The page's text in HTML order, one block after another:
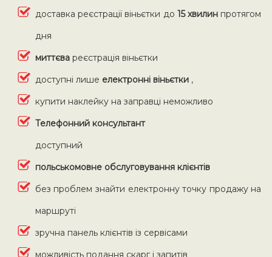
доставка реєстрації віньєтки до 15 хвилин протягом
дня
миттєва реєстрація віньєтки
доступні лише електронні віньєтки ,
купити наклейку на заправці неможливо
Телефонний консультант
доступний
польськомовне обслуговування клієнтів
без проблем знайти електронну точку продажу на
маршруті
зручна панель клієнтів із сервісами
можливість подання скарг і запитів